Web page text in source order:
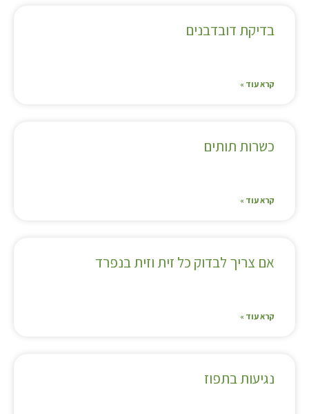
בדיקת דובדבנים
קרא עוד »
כשרות תותים
קרא עוד »
אם צריך לבדוק כל זית וזית בנפרד
קרא עוד »
נגיעות בתפוז